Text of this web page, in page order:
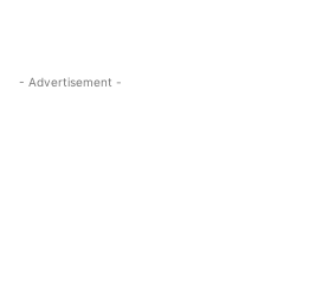
- Advertisement -